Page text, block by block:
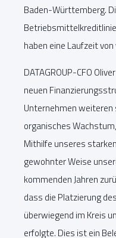
Baden-Württemberg.
haben eine Laufzeit von
DATAGROUP-CFO
neuen
Unternehmen weiteren
organisches
Mithilfe unseres
gewohnter Weise
kommenden Jahren
dass die Platzierung
überwiegend im Kreis
erfolgte. Dies ist ein